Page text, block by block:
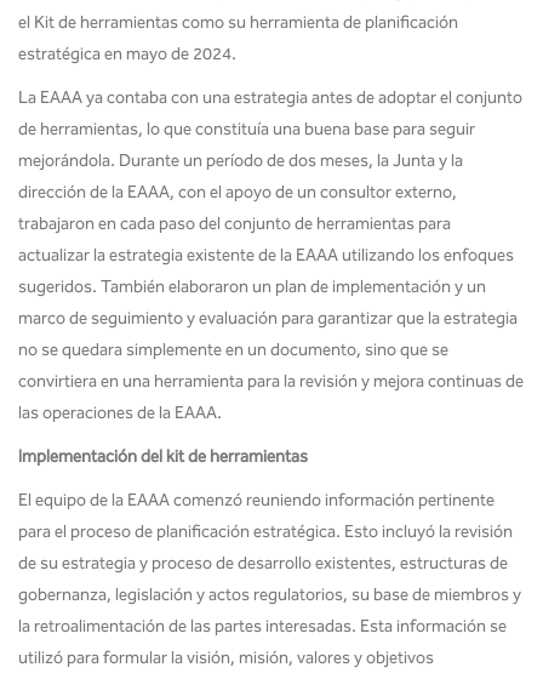
el Kit de herramientas como su herramienta de planificación
estratégica en mayo de 2024.
La EAAA ya contaba con una estrategia antes de adoptar el conjunto
de herramientas, lo que constituía una buena base para seguir
mejorándola. Durante un período de dos meses, la Junta y la
dirección de la EAAA, con el apoyo de un consultor externo,
trabajaron en cada paso del conjunto de herramientas para
actualizar la estrategia existente de la EAAA utilizando los enfoques
sugeridos. También elaboraron un plan de implementación y un
marco de seguimiento y evaluación para garantizar que la estrategia
no se quedara simplemente en un documento, sino que se
convirtiera en una herramienta para la revisión y mejora continuas de
las operaciones de la EAAA.
Implementación del kit de herramientas
El equipo de la EAAA comenzó reuniendo información pertinente
para el proceso de planificación estratégica. Esto incluyó la revisión
de su estrategia y proceso de desarrollo existentes, estructuras de
gobernanza, legislación y actos regulatorios, su base de miembros y
la retroalimentación de las partes interesadas. Esta información se
utilizó para formular la visión, misión, valores y objetivos